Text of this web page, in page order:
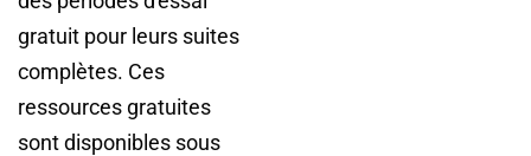
gratuit pour leurs suites
complètes. Ces
ressources gratuites
sont disponibles sous